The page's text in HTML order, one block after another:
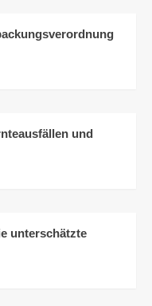
und
unterschätzte